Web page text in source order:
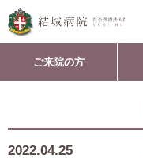
ご来院の方
2022.04.25